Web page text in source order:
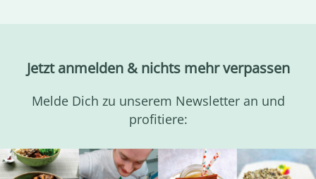
Jetzt anmelden & nichts mehr verpassen
Melde Dich zu unserem Newsletter an und
profitiere: